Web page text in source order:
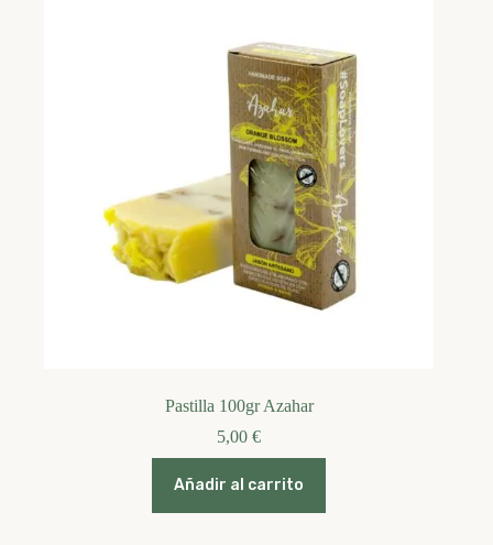
Pastilla 100gr Azahar
5,00€
Añadir al carrito